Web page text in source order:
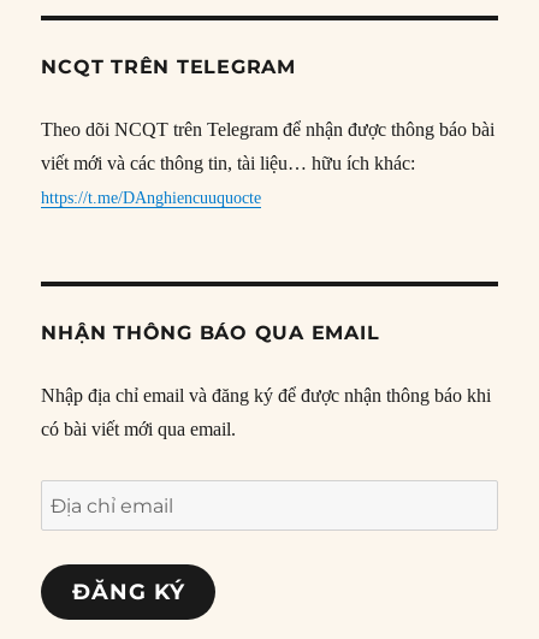
NCQT TRÊN TELEGRAM
Theo dõi NCQT trên Telegram để nhận được thông báo bài
viết mới và các thông tin, tài liệu… hữu ích khác:
https://t.me/DAnghiencuuquocte
NHẬN THÔNG BÁO QUA EMAIL
Nhập địa chỉ email và đăng ký để được nhận thông báo khi
có bài viết mới qua email.
Địa
chỉ
email
ĐĂNG KÝ